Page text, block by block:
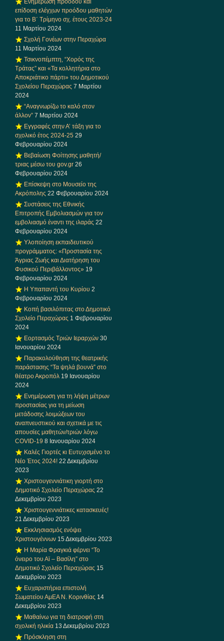
επίδοση ελέγχων προόδου μαθητών
για το Β΄ Τρίμηνο σχ. έτους 2023-24
11 Μαρτίου 2024
Σχολή Γονέων στην Περαχώρα
11 Μαρτίου 2024
Τσικνοπέμπτη, “Χορός της
Τράτας” και «Τα κολλητήρια στο
Αποκριάτικο πάρτι» του Δημοτικού
Σχολείου Περαχώρας 7 Μαρτίου
2024
“Αναγνωρίζω το καλό στον
άλλον” 7 Μαρτίου 2024
Εγγραφές στην Α’ τάξη για το
σχολικό έτος 2024-25 29
Φεβρουαρίου 2024
Βεβαίωση Φοίτησης μαθητή/
τριας μέσω του gov.gr 26
Φεβρουαρίου 2024
Επίσκεψη στο Μουσείο της
Ακρόπολης 22 Φεβρουαρίου 2024
Συστάσεις της Εθνικής
Επιτροπής Εμβολιασμών για τον
εμβολιασμό έναντι της ιλαράς 22
Φεβρουαρίου 2024
Υλοποίηση εκπαιδευτικού
προγράμματος: «Προστασία της
Άγριας Ζωής και Διατήρηση του
Φυσικού Περιβάλλοντος» 19
Φεβρουαρίου 2024
Η Υπαπαντή του Κυρίου 2
Φεβρουαρίου 2024
Κοπή βασιλόπιτας στο Δημοτικό
Σχολείο Περαχώρας 1 Φεβρουαρίου
2024
Εορτασμός Τριών Ιεραρχών 30
Ιανουαρίου 2024
Παρακολούθηση της θεατρικής
παράστασης “Τα ψηλά βουνά” στο
θέατρο Ακροπόλ 19 Ιανουαρίου
2024
Ενημέρωση για τη λήψη μέτρων
προστασίας για τη μείωση
μετάδοσης λοιμώξεων του
αναπνευστικού και σχετικά με τις
απουσίες μαθητών/τριών λόγω
COVID-19 8 Ιανουαρίου 2024
Καλές Γιορτές κι Ευτυχισμένο το
Νέο Έτος 2024! 22 Δεκεμβρίου
2023
Χριστουγεννιάτικη γιορτή στο
Δημοτικό Σχολείο Περαχώρας 22
Δεκεμβρίου 2023
Χριστουγεννιάτικες κατασκευές!
21 Δεκεμβρίου 2023
Εκκλησιασμός ενόψει
Χριστουγέννων 15 Δεκεμβρίου 2023
Η Μαρία Φραγκιά φέρνει “Το
όνειρο του Αϊ – Βασίλη” στο
Δημοτικό Σχολείο Περαχώρας 15
Δεκεμβρίου 2023
Ευχαριστήρια επιστολή
Σωματείου ΑμΕΑ Ν. Κορινθίας 14
Δεκεμβρίου 2023
Μαθαίνω για τη διατροφή στη
σχολική ηλικία 13 Δεκεμβρίου 2023
Πρόσκληση στη